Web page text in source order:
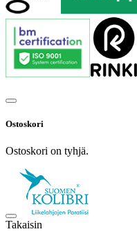
Ostoskori
Ostoskori on tyhjä.
Takaisin